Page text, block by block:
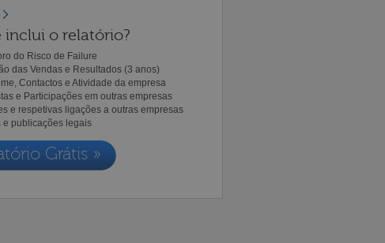
inclui o relatório?
do Risco de Failure
das Vendas e Resultados (3 anos)
Contactos e Atividade da empresa
e Participações em outras empresas
e respetivas ligações a outras empresas
e publicações legais
Grátis »